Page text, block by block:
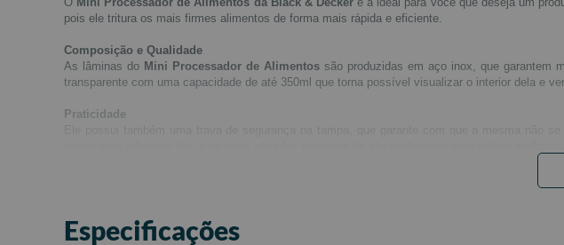
pois ele tritura os mais firmes alimentos de forma mais rápida e eficiente.
Composição e Qualidade
As lâminas do Mini Processador de Alimentos são produzidas em aço inox, que garantem
transparente com uma capacidade de até 350ml que torna possível visualizar o interior dela e
Praticidade
Especificações